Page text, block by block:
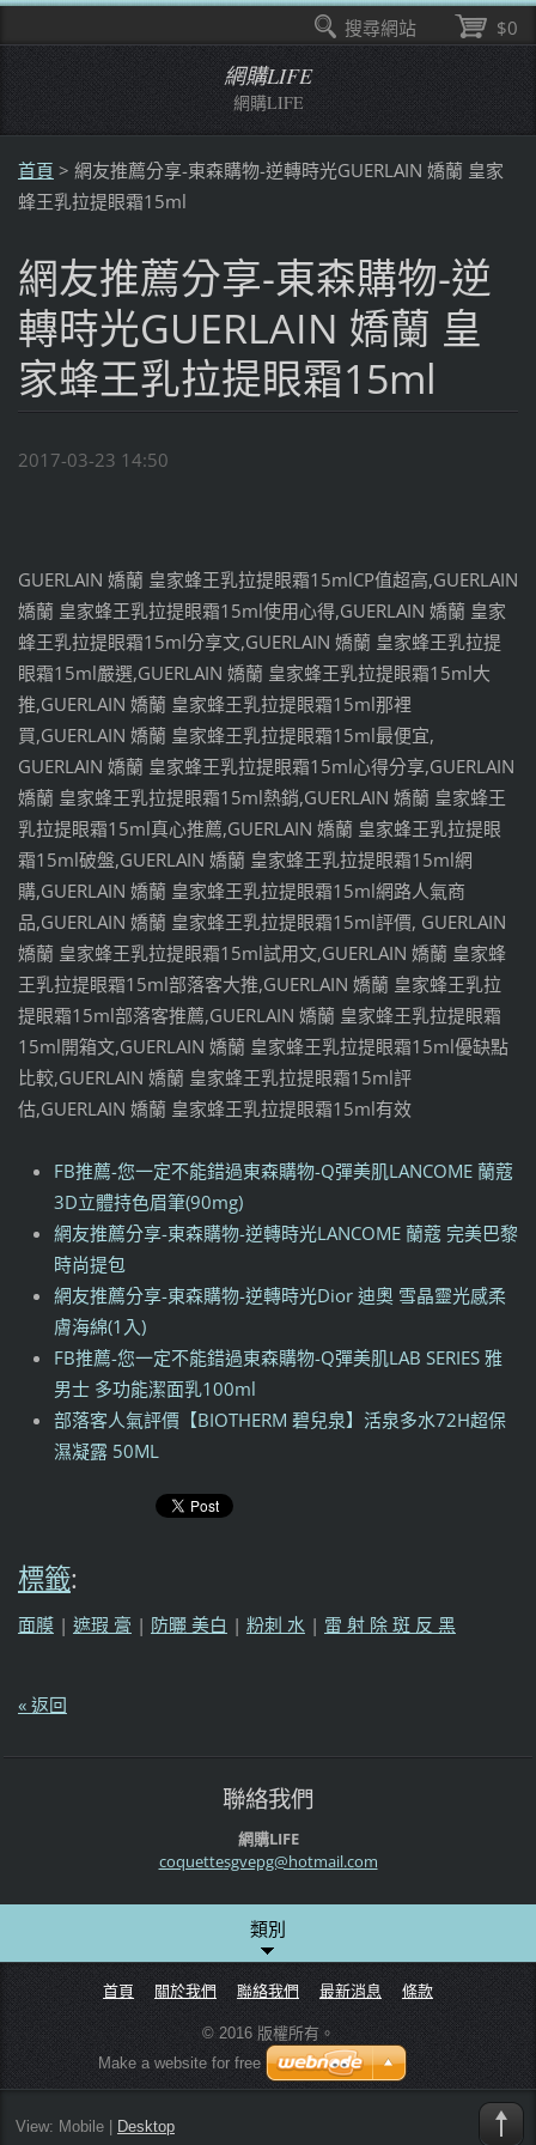
網購LIFE
網購LIFE
首頁 > 網友推薦分享-東森購物-逆轉時光GUERLAIN 嬌蘭 皇家
蜂王乳拉提眼霜15ml
網友推薦分享-東森購物-逆
轉時光GUERLAIN 嬌蘭 皇
家蜂王乳拉提眼霜15ml
2017-03-23 14:50
GUERLAIN 嬌蘭 皇家蜂王乳拉提眼霜15mlCP值超高,GUERLAIN
嬌蘭 皇家蜂王乳拉提眼霜15ml使用心得,GUERLAIN 嬌蘭 皇家
蜂王乳拉提眼霜15ml分享文,GUERLAIN 嬌蘭 皇家蜂王乳拉提
眼霜15ml嚴選,GUERLAIN 嬌蘭 皇家蜂王乳拉提眼霜15ml大
推,GUERLAIN 嬌蘭 皇家蜂王乳拉提眼霜15ml那裡
買,GUERLAIN 嬌蘭 皇家蜂王乳拉提眼霜15ml最便宜,
GUERLAIN 嬌蘭 皇家蜂王乳拉提眼霜15ml心得分享,GUERLAIN
嬌蘭 皇家蜂王乳拉提眼霜15ml熱銷,GUERLAIN 嬌蘭 皇家蜂王
乳拉提眼霜15ml真心推薦,GUERLAIN 嬌蘭 皇家蜂王乳拉提眼
霜15ml破盤,GUERLAIN 嬌蘭 皇家蜂王乳拉提眼霜15ml網
購,GUERLAIN 嬌蘭 皇家蜂王乳拉提眼霜15ml網路人氣商
品,GUERLAIN 嬌蘭 皇家蜂王乳拉提眼霜15ml評價, GUERLAIN
嬌蘭 皇家蜂王乳拉提眼霜15ml試用文,GUERLAIN 嬌蘭 皇家蜂
王乳拉提眼霜15ml部落客大推,GUERLAIN 嬌蘭 皇家蜂王乳拉
提眼霜15ml部落客推薦,GUERLAIN 嬌蘭 皇家蜂王乳拉提眼霜
15ml開箱文,GUERLAIN 嬌蘭 皇家蜂王乳拉提眼霜15ml優缺點
比較,GUERLAIN 嬌蘭 皇家蜂王乳拉提眼霜15ml評
估,GUERLAIN 嬌蘭 皇家蜂王乳拉提眼霜15ml有效
FB推薦-您一定不能錯過東森購物-Q彈美肌LANCOME 蘭蔻
3D立體持色眉筆(90mg)
網友推薦分享-東森購物-逆轉時光LANCOME 蘭蔻 完美巴黎
時尚提包
網友推薦分享-東森購物-逆轉時光Dior 迪奧 雪晶靈光感柔
膚海綿(1入)
FB推薦-您一定不能錯過東森購物-Q彈美肌LAB SERIES 雅
男士 多功能潔面乳100ml
部落客人氣評價【BIOTHERM 碧兒泉】活泉多水72H超保
濕凝露 50ML
標籤:
面膜 | 遮瑕 膏 | 防曬 美白 | 粉刺 水 | 雷 射 除 斑 反 黑
« 返回
聯絡我們
網購LIFE
coquettesgvepg@hotmail.com
類別
首頁 關於我們 聯絡我們 最新消息 條款
© 2016 版權所有。
Make a website for free
View: Mobile| Desktop
$0
搜尋網站